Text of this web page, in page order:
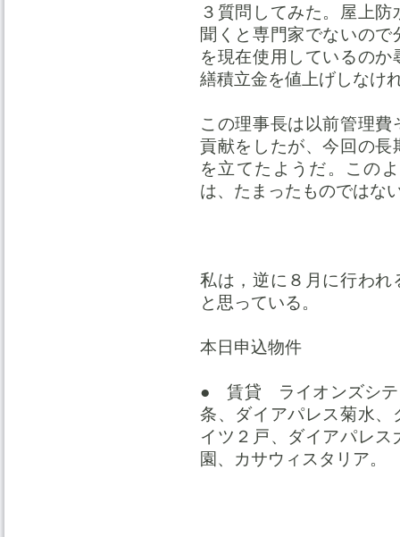
３質問してみた。屋上
聞くと専門家でないの
を現在使用しているの
繕積立金を値上げしなけ
この理事長は以前管理
貢献をしたが、今回の
を立てたようだ。この
は、たまったものではな
私は，逆に８月に行わ
と思っている。
本日申込物件
● 賃貸 ライオンズシテ
条、ダイアパレス菊水
イツ２戸、ダイアパレ
園、カサウィスタリア。